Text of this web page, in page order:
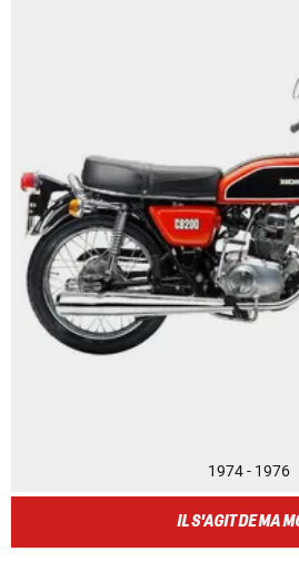
1974 - 1976
IL S'AGIT DE MA